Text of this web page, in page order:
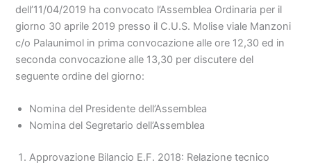
dell’11/04/2019 ha convocato l’Assemblea Ordinaria per il
giorno 30 aprile 2019 presso il C.U.S. Molise viale Manzoni
c/o Palaunimol in prima convocazione alle ore 12,30 ed in
seconda convocazione alle 13,30 per discutere del
seguente ordine del giorno:
Nomina del Presidente dell’Assemblea
Nomina del Segretario dell’Assemblea
Approvazione Bilancio E.F. 2018: Relazione tecnico